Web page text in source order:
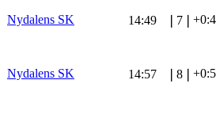
Nydalens SK 14:49 7
Nydalens SK 14:57 8